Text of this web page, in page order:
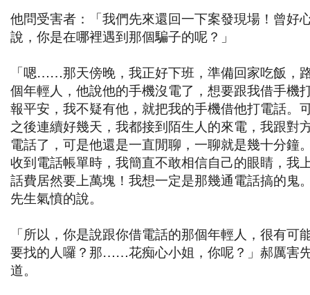
他問受害者：「我們先來還回一下案發現場！曾好
說，你是在哪裡遇到那個騙子的呢？」
「嗯……那天傍晚，我正好下班，準備回家吃飯，
個年輕人，他說他的手機沒電了，想要跟我借手機
報平安，我不疑有他，就把我的手機借他打電話。
之後連續好幾天，我都接到陌生人的來電，我跟對
電話了，可是他還是一直閒聊，一聊就是幾十分鐘
收到電話帳單時，我簡直不敢相信自己的眼睛，我
話費居然要上萬塊！我想一定是那幾通電話搞的鬼
先生氣憤的說。
「所以，你是說跟你借電話的那個年輕人，很有可
要找的人囉？那……花痴心小姐，你呢？」郝厲害
道。